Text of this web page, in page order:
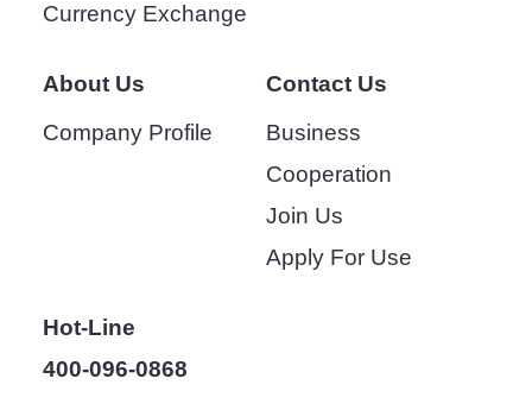
Currency Exchange
About Us
Company Profile
Contact Us
Business
Cooperation
Join Us
Apply For Use
Hot-Line
400-096-0868